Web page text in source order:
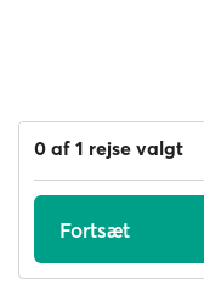
0 af 1 rejse valgt
Fortsæt